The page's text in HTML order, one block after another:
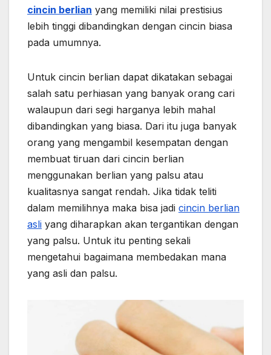
cincin berlian yang memiliki nilai prestisius
lebih tinggi dibandingkan dengan cincin biasa
pada umumnya.
Untuk cincin berlian dapat dikatakan sebagai
salah satu perhiasan yang banyak orang cari
walaupun dari segi harganya lebih mahal
dibandingkan yang biasa. Dari itu juga banyak
orang yang mengambil kesempatan dengan
membuat tiruan dari cincin berlian
menggunakan berlian yang palsu atau
kualitasnya sangat rendah. Jika tidak teliti
dalam memilihnya maka bisa jadi cincin berlian
asli yang diharapkan akan tergantikan dengan
yang palsu. Untuk itu penting sekali
mengetahui bagaimana membedakan mana
yang asli dan palsu.